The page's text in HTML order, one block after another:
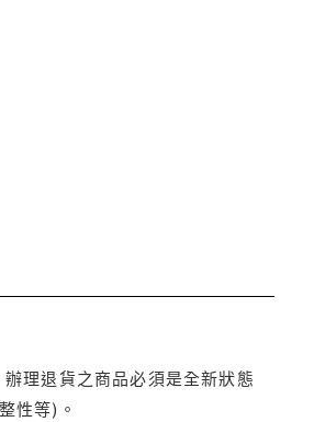
理退貨之商品必須是全新狀態
性等)。